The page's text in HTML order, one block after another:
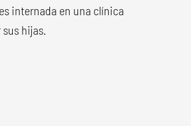
internada en una clínica
hijas.